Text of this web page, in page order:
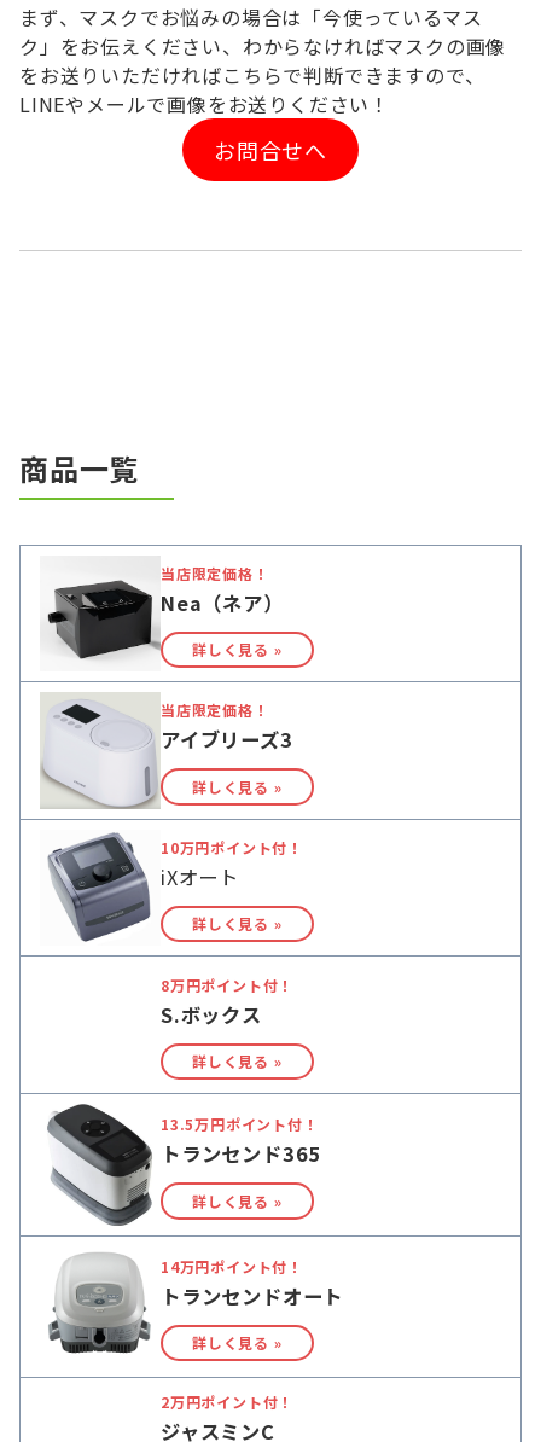
まず、マスクでお悩みの場合は「今使っているマス
ク」をお伝えください、わからなければマスクの画像
をお送りいただければこちらで判断できますので、
LINEやメールで画像をお送りください！
お問合せへ
商品一覧
当店限定価格！
Nea（ネア）
詳しく見る »
当店限定価格！
アイブリーズ3
詳しく見る »
10万円ポイント付！
iXオート
詳しく見る »
8万円ポイント付！
S.ボックス
詳しく見る »
13.5万円ポイント付！
トランセンド365
詳しく見る »
14万円ポイント付！
トランセンドオート
詳しく見る »
2万円ポイント付！
ジャスミンC